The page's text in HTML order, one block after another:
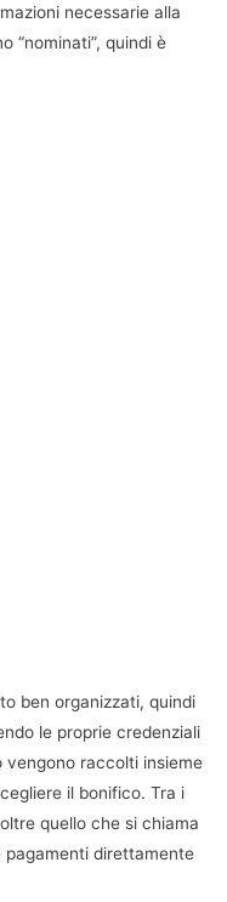
necessarie alla
“nominati”, quindi è
ben organizzati, quindi
le proprie credenziali
vengono raccolti insieme
il bonifico. Tra i
quello che si chiama
direttamente